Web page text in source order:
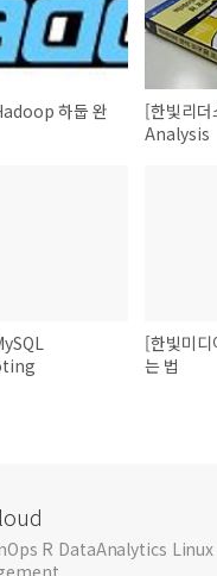
하둡 완
[한빛리
Analysis
[한빛미
는 법
R DataAnalytics Linux